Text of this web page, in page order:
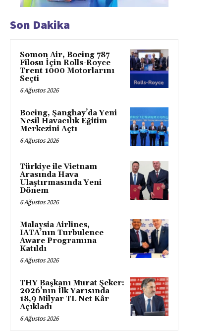
Son Dakika
Somon Air, Boeing 787
Filosu İçin Rolls-Royce
Trent 1000 Motorlarını
Seçti
6 Ağustos 2026
Boeing, Şanghay’da Yeni
Nesil Havacılık Eğitim
Merkezini Açtı
6 Ağustos 2026
Türkiye ile Vietnam
Arasında Hava
Ulaştırmasında Yeni
Dönem
6 Ağustos 2026
Malaysia Airlines,
IATA’nın Turbulence
Aware Programına
Katıldı
6 Ağustos 2026
THY Başkanı Murat Şeker:
2026’nın İlk Yarısında
18,9 Milyar TL Net Kâr
Açıkladı
6 Ağustos 2026